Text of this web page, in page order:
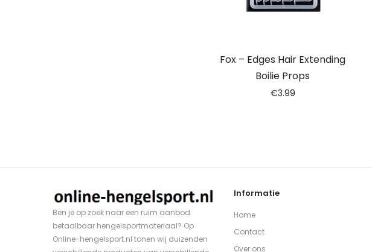
Fox – Edges Hair Extending
Boilie Props
€3.99
Ben je op zoek naar een ruim aanbod
betaalbaar hengelsportmateriaal? Op
Online-hengelsport.nl tonen wij duizenden
Informatie
Home
Contact
Over ons